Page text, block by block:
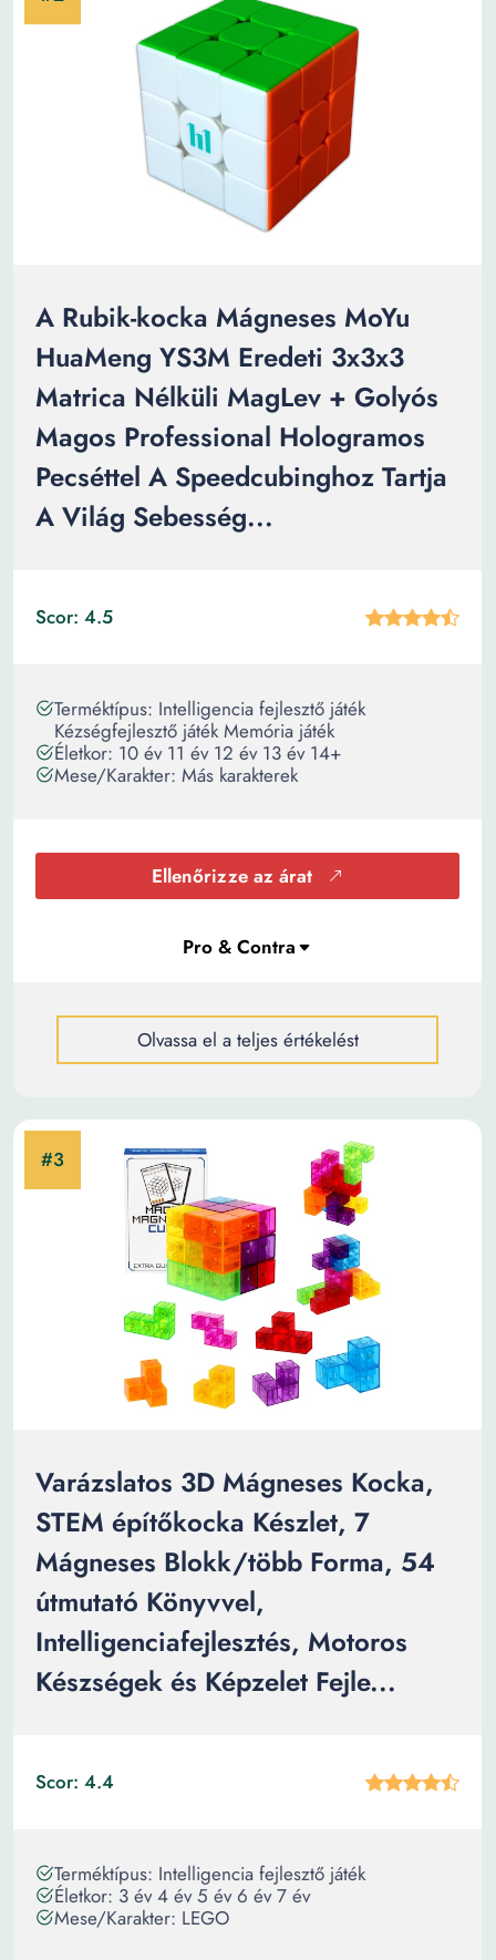
A Rubik-kocka Mágneses MoYu
HuaMeng YS3M Eredeti 3x3x3
Matrica Nélküli MagLev + Golyós
Magos Professional Hologramos
Pecséttel A Speedcubinghoz Tartja
A Világ Sebesség...
Scor: 4.5
Terméktípus: Intelligencia fejlesztő játék
Kézségfejlesztő játék Memória játék
Életkor: 10 év 11 év 12 év 13 év 14+
Mese/Karakter: Más karakterek
Ellenőrizze az árat
Olvassa el a teljes értékelést
Varázslatos 3D Mágneses Kocka,
STEM építőkocka Készlet, 7
Mágneses Blokk/több Forma, 54
útmutató Könyvvel,
Intelligenciafejlesztés, Motoros
Készségek és Képzelet Fejle...
Scor: 4.4
Terméktípus: Intelligencia fejlesztő játék
Életkor: 3 év 4 év 5 év 6 év 7 év
Mese/Karakter: LEGO